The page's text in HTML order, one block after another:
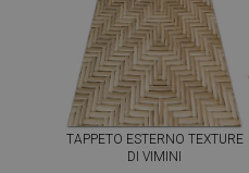
TAPPETO ESTERNO TEXTURE
DI VIMINI